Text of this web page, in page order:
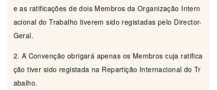
e as ratificações de dois Membros da Organização Intern
acional do Trabalho tiverem sido registadas pelo Director-
Geral.
2. A Convenção obrigará apenas os Membros cuja ratifica
ção tiver sido registada na Repartição Internacional do Tr
abalho.